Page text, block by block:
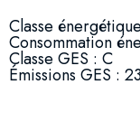
Classe
Consommation
Classe GES : C
Émissions GES :